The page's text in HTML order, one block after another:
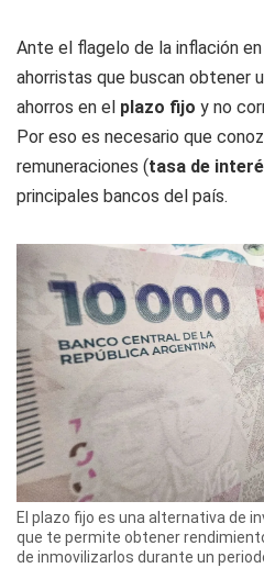
Ante el flagelo de la inflación
ahorristas que buscan obtener
ahorros en el plazo fijo y no
Por eso es necesario que
remuneraciones (tasa de
principales bancos del país.
El plazo fijo es una alternativa de
que te permite obtener
de inmovilizarlos durante un